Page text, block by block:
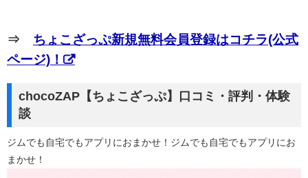
⇒ ちょこざっぷ新規無料会員登録はコチラ(公式
ページ)！
chocoZAP【ちょこざっぷ】口コミ・評判・体験
談
ジムでも自宅でもアプリにおまかせ！ジムでも自宅でもアプリにお
まかせ！